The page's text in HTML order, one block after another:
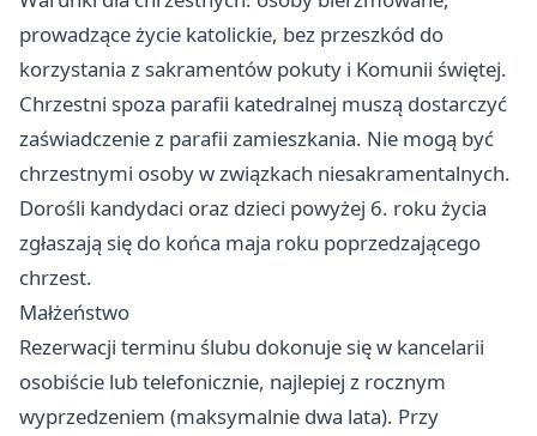
prowadzące życie katolickie, bez przeszkód do
korzystania z sakramentów pokuty i Komunii świętej.
Chrzestni spoza parafii katedralnej muszą dostarczyć
zaświadczenie z parafii zamieszkania. Nie mogą być
chrzestnymi osoby w związkach niesakramentalnych.
Dorośli kandydaci oraz dzieci powyżej 6. roku życia
zgłaszają się do końca maja roku poprzedzającego
chrzest.
Małżeństwo
Rezerwacji terminu ślubu dokonuje się w kancelarii
osobiście lub telefonicznie, najlepiej z rocznym
wyprzedzeniem (maksymalnie dwa lata). Przy